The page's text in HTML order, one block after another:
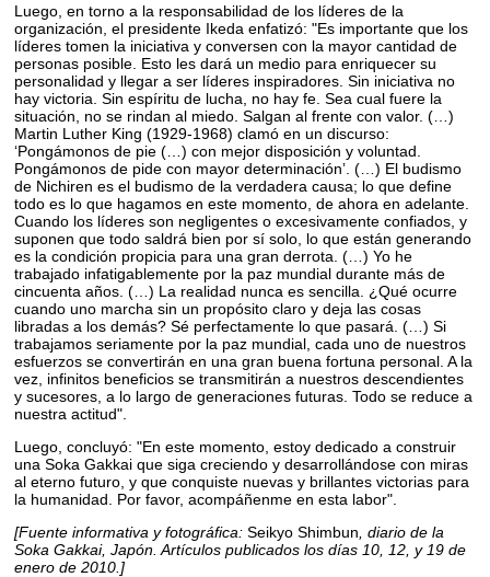
Luego, en torno a la responsabilidad de los líderes de la
organización, el presidente Ikeda enfatizó: "Es importante que los
líderes tomen la iniciativa y conversen con la mayor cantidad de
personas posible. Esto les dará un medio para enriquecer su
personalidad y llegar a ser líderes inspiradores. Sin iniciativa no
hay victoria. Sin espíritu de lucha, no hay fe. Sea cual fuere la
situación, no se rindan al miedo. Salgan al frente con valor. (…)
Martin Luther King (1929-1968) clamó en un discurso:
ʻPongámonos de pie (…) con mejor disposición y voluntad.
Pongámonos de pide con mayor determinaciónʼ. (…) El budismo
de Nichiren es el budismo de la verdadera causa; lo que define
todo es lo que hagamos en este momento, de ahora en adelante.
Cuando los líderes son negligentes o excesivamente confiados, y
suponen que todo saldrá bien por sí solo, lo que están generando
es la condición propicia para una gran derrota. (…) Yo he
trabajado infatigablemente por la paz mundial durante más de
cincuenta años. (…) La realidad nunca es sencilla. ¿Qué ocurre
cuando uno marcha sin un propósito claro y deja las cosas
libradas a los demás? Sé perfectamente lo que pasará. (…) Si
trabajamos seriamente por la paz mundial, cada uno de nuestros
esfuerzos se convertirán en una gran buena fortuna personal. A la
vez, infinitos beneficios se transmitirán a nuestros descendientes
y sucesores, a lo largo de generaciones futuras. Todo se reduce a
nuestra actitud".
Luego, concluyó: "En este momento, estoy dedicado a construir
una Soka Gakkai que siga creciendo y desarrollándose con miras
al eterno futuro, y que conquiste nuevas y brillantes victorias para
la humanidad. Por favor, acompáñenme en esta labor".
[Fuente informativa y fotográfica:Seikyo Shimbun , diario de la
Soka Gakkai, Japón. Artículos publicados los días 10, 12, y 19 de
enero de 2010.]